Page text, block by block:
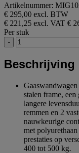
Artikelnummer:
€ 295,00 excl. BTW
€ 221,25 excl. VAT €
Per stuk
-
Beschrijving
stalen frame, een
langere
remmen en 2
nauwkeurige
met
prestaties op
400 tot 500 kg.